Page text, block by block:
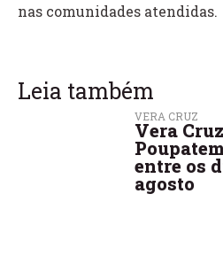
nas comunidades atendidas.
Leia também
VERA CRUZ
Vera
entre os
agosto